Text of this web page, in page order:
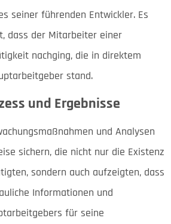
seiner führenden Entwickler. Es
dass der Mitarbeiter einer
nachging, die in direktem
stand.
und Ergebnisse
und Analysen
sichern, die nicht nur die Existenz
sondern auch aufzeigten, dass
Informationen und
für seine